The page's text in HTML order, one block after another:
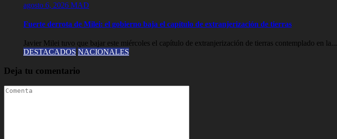
agosto 6, 2026 MAD
Fuerte derrota de Milei: el gobierno baja el capítulo de extranjerización de tierras
Javier Milei tuvo que bajar este miércoles el capítulo de extranjerización de tierras contemplado en la...
DESTACADOS NACIONALES
Deja tu comentario